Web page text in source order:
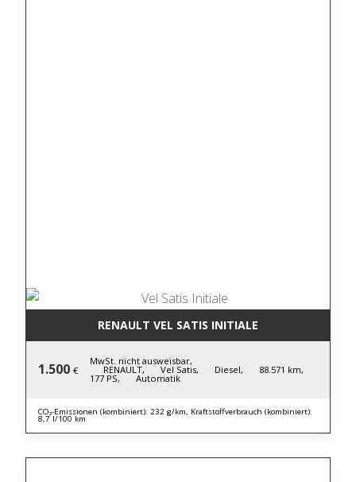
RENAULT VEL SATIS INITIALE
1.500 €
MwSt. nicht ausweisbar,
RENAULT, Vel Satis, Diesel, 88.571 km,
177 PS, Automatik
CO₂-Emissionen (kombiniert): 232 g/km, Kraftstoffverbrauch (kombiniert):
8,7 l/100 km